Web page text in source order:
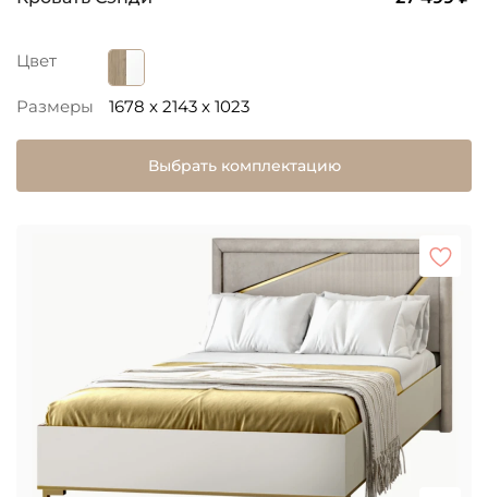
Цвет
Размеры 1678 x 2143 x 1023
Выбрать комплектацию